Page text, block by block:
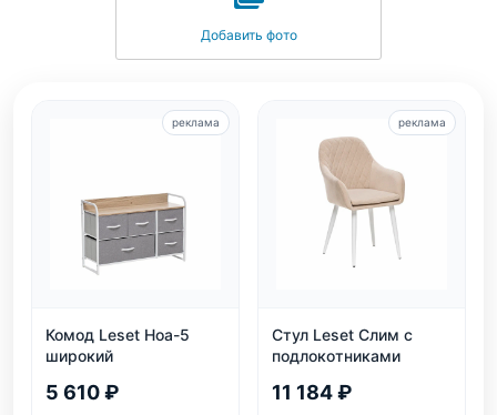
Добавить фото
Комод Leset Ноа-5
широкий
5 610 ₽
реклама
Стул Leset Слим с
подлокотниками
11 184 ₽
реклама